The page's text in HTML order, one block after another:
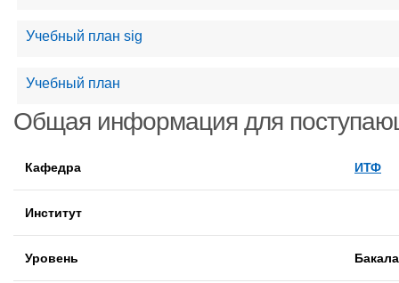
Учебный план sig
Учебный план
Общая информация для
Кафедра ИТФ
Институт
Уровень